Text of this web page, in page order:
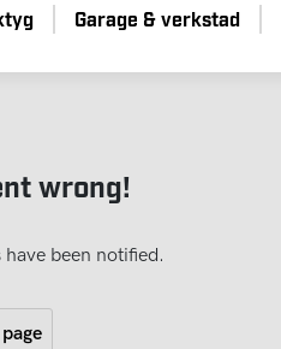
Garage & verkstad
wrong!
been notified.